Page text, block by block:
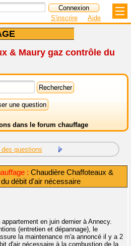
S'inscrire Aide
& Maury gaz contrôle du
dans le forum chauffage
des questions
: Chaudière Chaffoteaux &
débit d'air nécessaire
en juin dernier à Annecy.
(entretien et dépannage), le
la maintenance m'a annoncé il y a 2
d'air nécessaire à la combustion de la